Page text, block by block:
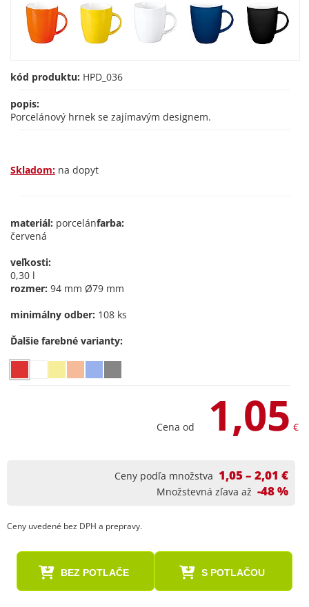
kód produktu: HPD_036
popis:
Porcelánový hrnek se zajímavým designem.
Skladom: na dopyt
materiál: porcelánfarba:
červená
veľkosti:
0,30 l
rozmer: 94 mm Ø79 mm
minimálny odber: 108 ks
Ďalšie farebné varianty:
Cena od 1,05 €
Ceny podľa množstva 1,05 – 2,01 €
Množstevná zľava až -48 %
Ceny uvedené bez DPH a prepravy.
BEZ POTLAČE S POTLAČOU